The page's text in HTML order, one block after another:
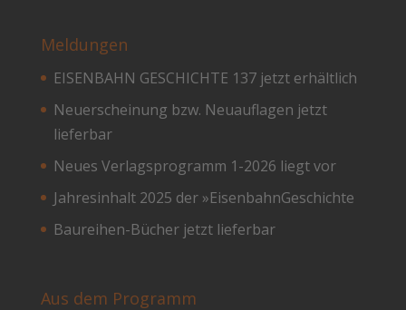
Meldungen
EISENBAHN GESCHICHTE 137 jetzt erhältlich
Neuerscheinung bzw. Neuauflagen jetzt
lieferbar
Neues Verlagsprogramm 1-2026 liegt vor
Jahresinhalt 2025 der »EisenbahnGeschichte
Baureihen-Bücher jetzt lieferbar
Aus dem Programm